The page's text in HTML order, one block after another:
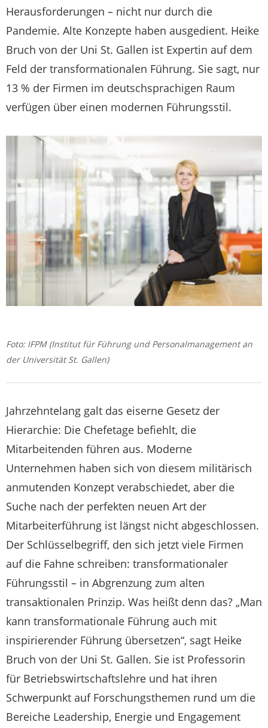
Herausforderungen – nicht nur durch die
Pandemie. Alte Konzepte haben ausgedient. Heike
Bruch von der Uni St. Gallen ist Expertin auf dem
Feld der transformationalen Führung. Sie sagt, nur
13 % der Firmen im deutschsprachigen Raum
verfügen über einen modernen Führungsstil.
Foto: IFPM (Institut für Führung und Personalmanagement an
der Universität St. Gallen)
Jahrzehntelang galt das eiserne Gesetz der
Hierarchie: Die Chefetage befiehlt, die
Mitarbeitenden führen aus. Moderne
Unternehmen haben sich von diesem militärisch
anmutenden Konzept verabschiedet, aber die
Suche nach der perfekten neuen Art der
Mitarbeiterführung ist längst nicht abgeschlossen.
Der Schlüsselbegriff, den sich jetzt viele Firmen
auf die Fahne schreiben: transformationaler
Führungsstil – in Abgrenzung zum alten
transaktionalen Prinzip. Was heißt denn das? „Man
kann transformationale Führung auch mit
inspirierender Führung übersetzen“, sagt Heike
Bruch von der Uni St. Gallen. Sie ist Professorin
für Betriebswirtschaftslehre und hat ihren
Schwerpunkt auf Forschungsthemen rund um die
Bereiche Leadership, Energie und Engagement